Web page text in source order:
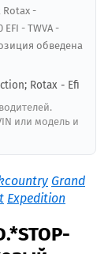
Rotax -
- TWVA -
обведена
Rotax - Efi
или модель и
Grand
Expedition